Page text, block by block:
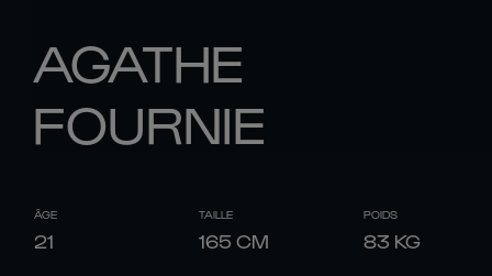
AGATHE
FOURNIE
ÂGE
21
TAILLE
165 CM
POIDS
83 KG